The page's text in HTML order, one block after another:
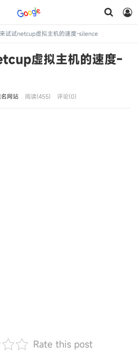
试试netcup虚拟主机的速度-silence
虚拟主机的速度-
网站 阅读(455) 评论(0)
Rate this post